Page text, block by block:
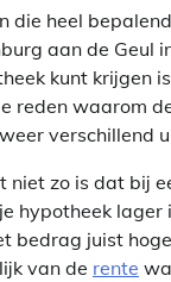
die heel
aan de Geul
kunt krijgen
reden waarom
verschillend
niet zo is dat bij
je hypotheek lager
bedrag juist
van de rente